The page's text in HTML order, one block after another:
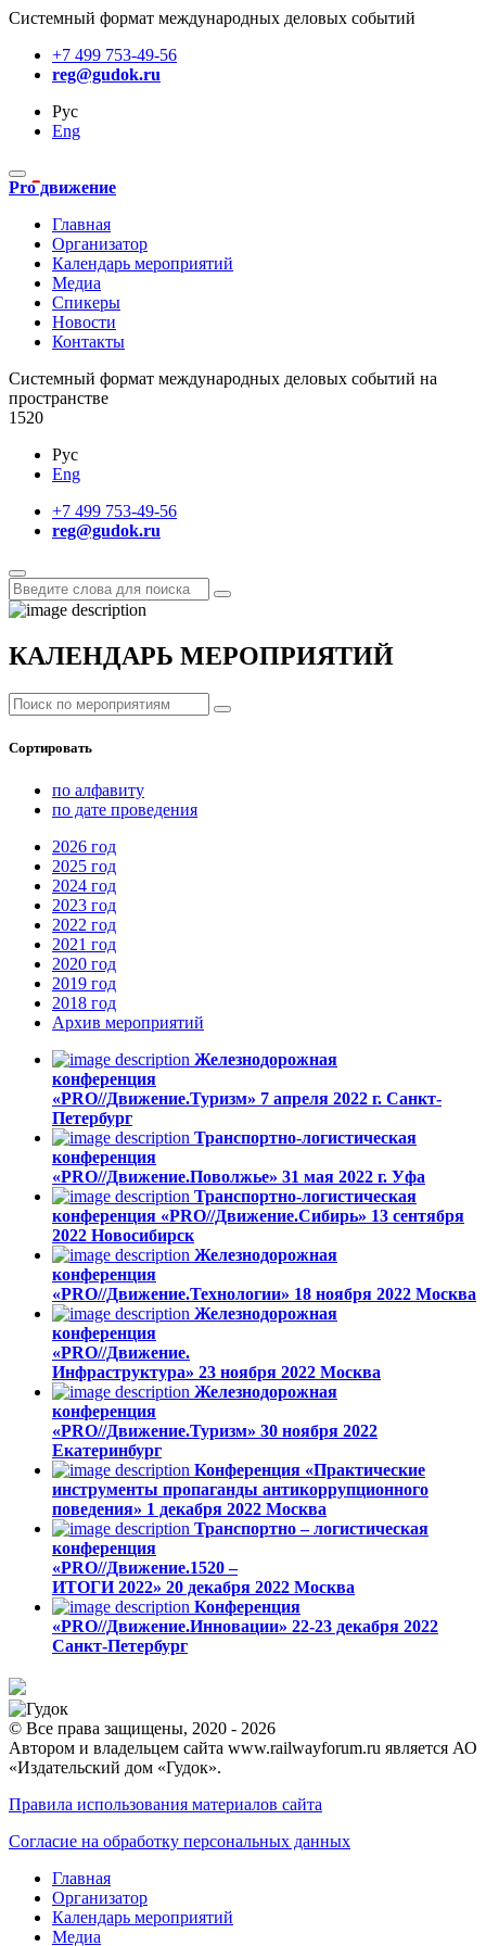
Системный формат международных деловых событий
+7 499 753-49-56
reg@gudok.ru
Рус
Eng
Pro движение
Главная
Организатор
Календарь мероприятий
Медиа
Спикеры
Новости
Контакты
Cистемный формат международных деловых событий на
пространстве
1520
Рус
Eng
+7 499 753-49-56
reg@gudok.ru
КАЛЕНДАРЬ МЕРОПРИЯТИЙ
Сортировать
по алфавиту
по дате проведения
2026 год
2025 год
2024 год
2023 год
2022 год
2021 год
2020 год
2019 год
2018 год
Архив мероприятий
Железнодорожная
конференция
«PRO//Движение.Туризм» 7 апреля 2022 г. Санкт-
Петербург
Транспортно-логистическая
конференция
«PRO//Движение.Поволжье» 31 мая 2022 г. Уфа
Транспортно-логистическая
конференция «PRO//Движение.Сибирь» 13 cентября
2022 Новосибирск
Железнодорожная
конференция
«PRO//Движение.Технологии» 18 ноября 2022 Москва
Железнодорожная
конференция
«PRO//Движение.
Инфраструктура» 23 ноября 2022 Москва
Железнодорожная
конференция
«PRO//Движение.Туризм» 30 ноября 2022
Екатеринбург
Конференция «Практические
инструменты пропаганды антикоррупционного
поведения» 1 декабря 2022 Москва
Транспортно – логистическая
конференция
«PRO//Движение.1520 –
ИТОГИ 2022» 20 декабря 2022 Москва
Конференция
«PRO//Движение.Инновации» 22-23 декабря 2022
Санкт-Петербург
© Все права защищены, 2020 - 2026
Автором и владельцем сайта www.railwayforum.ru является АО
«Издательский дом «Гудок».
Правила использования материалов сайта
Согласие на обработку персональных данных
Главная
Организатор
Календарь мероприятий
Медиа